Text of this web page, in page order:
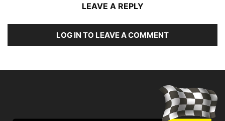
LEAVE A REPLY
LOG IN TO LEAVE A COMMENT